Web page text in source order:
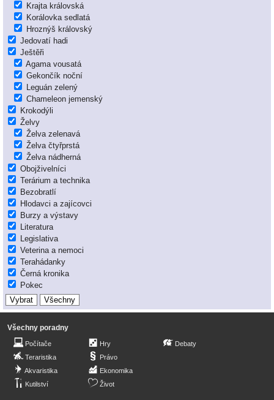
Krajta královská
Korálovka sedlatá
Hroznýš královský
Jedovatí hadi
Ještěři
Agama vousatá
Gekončík noční
Leguán zelený
Chameleon jemenský
Krokodýli
Želvy
Želva zelenavá
Želva čtyřprstá
Želva nádherná
Obojživelníci
Terárium a technika
Bezobratlí
Hlodavci a zajícovci
Burzy a výstavy
Literatura
Legislativa
Veterina a nemoci
Terahádanky
Černá kronika
Pokec
Všechny poradny
Počítače
Teraristika
Akvaristika
Kutilství
Hry
Právo
Ekonomika
Život
Debaty